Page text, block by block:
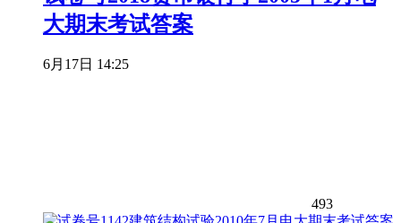
大期末考试答案
6月17日 14:25
493